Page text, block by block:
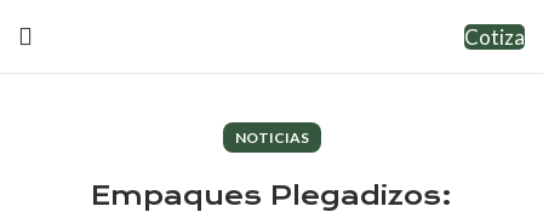
Cotiza
NOTICIAS
Empaques Plegadizos: